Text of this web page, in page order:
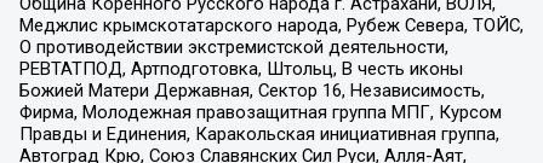
Меджлис крымскотатарского народа, Рубеж Севера, ТОЙС,
О противодействии экстремистской деятельности,
РЕВТАТПОД, Артподготовка, Штольц, В честь иконы
Божией Матери Державная, Сектор 16, Независимость,
Фирма, Молодежная правозащитная группа МПГ, Курсом
Правды и Единения, Каракольская инициативная группа,
Автоград Крю, Союз Славянских Сил Руси, Алля-Аят,